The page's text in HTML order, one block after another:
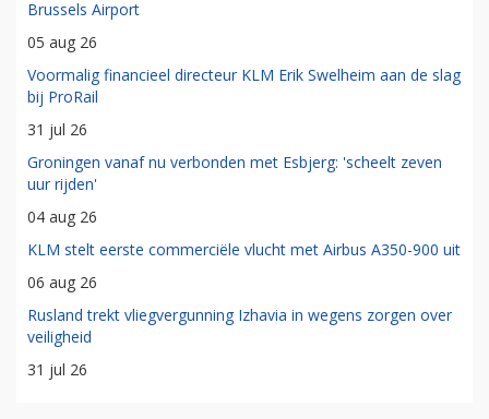
Brussels Airport
05 aug 26
Voormalig financieel directeur KLM Erik Swelheim aan de slag
bij ProRail
31 jul 26
Groningen vanaf nu verbonden met Esbjerg: 'scheelt zeven
uur rijden'
04 aug 26
KLM stelt eerste commerciële vlucht met Airbus A350-900 uit
06 aug 26
Rusland trekt vliegvergunning Izhavia in wegens zorgen over
veiligheid
31 jul 26